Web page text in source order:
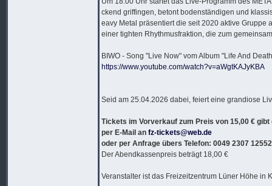
ckend griffingen, betont bodenständigen und
eavy Metal präsentiert die seit 2020 aktive
einer tighten Rhythmusfraktion, die zum
BIWO - Song "Live Now" vom Album "Life And
https://www.youtube.com/watch?v=aWgtKAJyKBA
Seid am 25.04.2026 dabei, feiert eine grandiose
Tickets im Vorverkauf zum Preis von 15,00 €
per E-Mail an fz-tickets@web.de
oder per Anfrage übers Telefon: 0049 2307
Der Abendkassenpreis beträgt 18,00 €
Veranstalter ist das Freizeitzentrum Lüner Höhe in